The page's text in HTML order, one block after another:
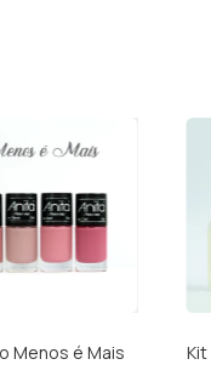
Menos é Mais